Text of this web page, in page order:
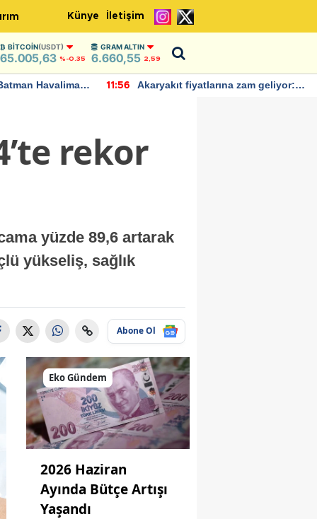
Künye İletişim
BITCOIN(USDT)
65.005,63 %-0.35
GRAM ALTIN
6.660,55 2,59
Havalimanı
11:56
Akaryakıt fiyatlarına zam geliyor:
rekor
yüzde 89,6 artarak
yükseliş, sağlık
Abone Ol
Eko Gündem
2026 Haziran
Ayında Bütçe Artışı
Yaşandı